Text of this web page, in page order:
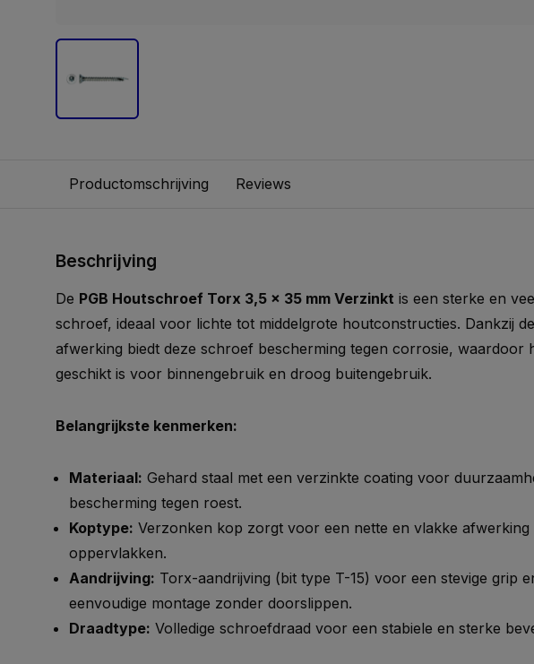
Productomschrijving Reviews
Beschrijving
De PGB Houtschroef Torx 3,5 x 35 mm Verzinkt is een sterke en
schroef, ideaal voor lichte tot middelgrote houtconstructies. Dankzij
afwerking biedt deze schroef bescherming tegen corrosie, waardoor
geschikt is voor binnengebruik en droog buitengebruik.
Belangrijkste kenmerken:
Materiaal: Gehard staal met een verzinkte coating voor
bescherming tegen roest.
Koptype: Verzonken kop zorgt voor een nette en vlakke afwerking
oppervlakken.
Aandrijving: Torx-aandrijving (bit type T-15) voor een stevige grip
eenvoudige montage zonder doorslippen.
Draadtype: Volledige schroefdraad voor een stabiele en sterke